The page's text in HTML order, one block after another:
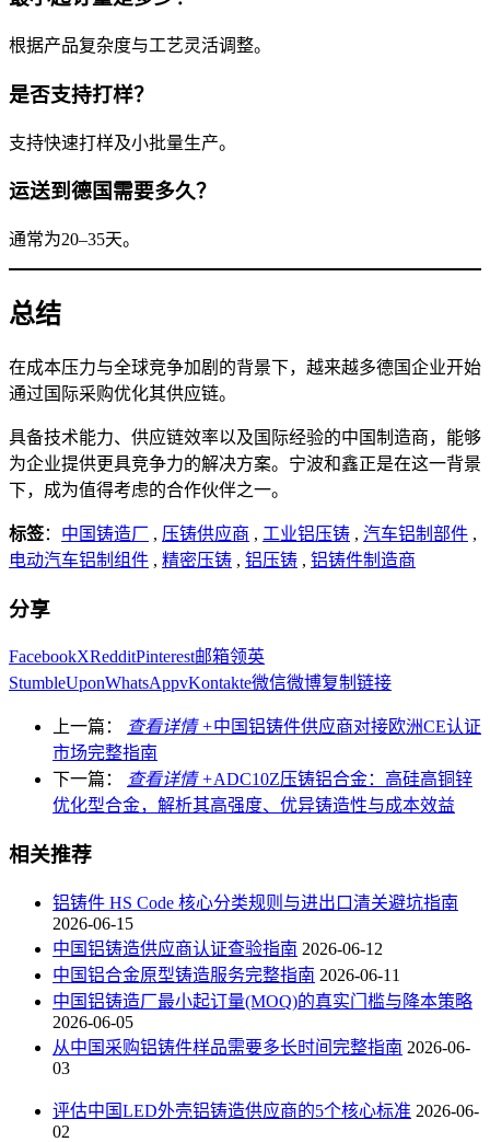
根据产品复杂度与工艺灵活调整。
是否支持打样？
支持快速打样及小批量生产。
运送到德国需要多久？
通常为20–35天。
总结
在成本压力与全球竞争加剧的背景下，越来越多德国企业开始
通过国际采购优化其供应链。
具备技术能力、供应链效率以及国际经验的中国制造商，能够
为企业提供更具竞争力的解决方案。宁波和鑫正是在这一背景
下，成为值得考虑的合作伙伴之一。
标签： 中国铸造厂 , 压铸供应商 , 工业铝压铸 , 汽车铝制部件 ,
电动汽车铝制组件 , 精密压铸 , 铝压铸 , 铝铸件制造商
分享
FacebookXRedditPinterest邮箱领英
StumbleUponWhatsAppvKontakte微信微博复制链接
上一篇： 查看详情 +中国铝铸件供应商对接欧洲CE认证
市场完整指南
下一篇：
查看详情 +ADC10Z压铸铝合金：高硅高铜锌
优化型合金，解析其高强度、优异铸造性与成本效益
相关推荐
铝铸件 HS Code 核心分类规则与进出口清关避坑指南
2026-06-15
中国铝铸造供应商认证查验指南 2026-06-12
中国铝合金原型铸造服务完整指南 2026-06-11
中国铝铸造厂最小起订量(MOQ)的真实门槛与降本策略
2026-06-05
从中国采购铝铸件样品需要多长时间完整指南 2026-06-
03
评估中国LED外壳铝铸造供应商的5个核心标准 2026-06-
02